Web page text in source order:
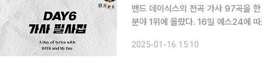
밴드 데이식스의 전곡 가사 97곡을
분야 1위에 올랐다. 16일 예스24에 따르면, 이번 필사집은 데이식스의 전곡 가사는 물론 필사할 수
72%를 차지했다. 이어 40대 14.1%,
2025-01-16 15:10